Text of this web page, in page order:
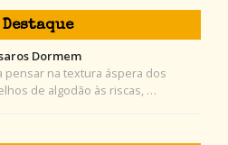
Destaque
Dormem
a pensar na textura áspera dos
de algodão às riscas, …